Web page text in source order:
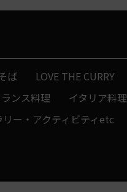
ば LOVE THE CURRY
ンス料理 イタリア料理
リー・アクティビティetc